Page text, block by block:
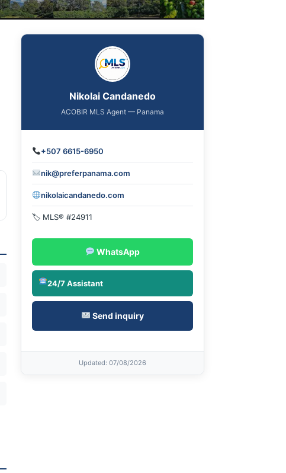
Nikolai Candanedo
ACOBIR MLS Agent — Panama
+507 6615-6950
nik@preferpanama.com
nikolaicandanedo.com
🏷 MLS® #24911
WhatsApp
24/7 Assistant
Send inquiry
Updated: 07/08/2026